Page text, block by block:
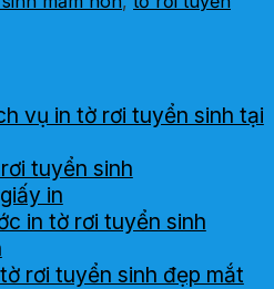
vụ in tờ rơi tuyển sinh tại
tuyển sinh
in
in tờ rơi tuyển sinh
rơi tuyển sinh đẹp mắt